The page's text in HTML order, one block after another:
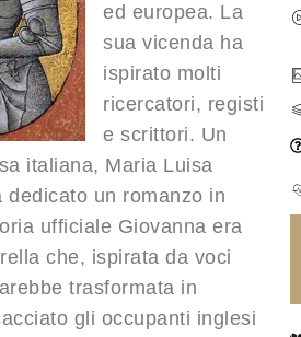
ed europea. La
sua vicenda ha
ispirato molti
ricercatori, registi
e scrittori. Un
italiana, Maria Luisa
un romanzo in
ufficiale Giovanna era
che, ispirata da voci
trasformata in
gli occupanti inglesi